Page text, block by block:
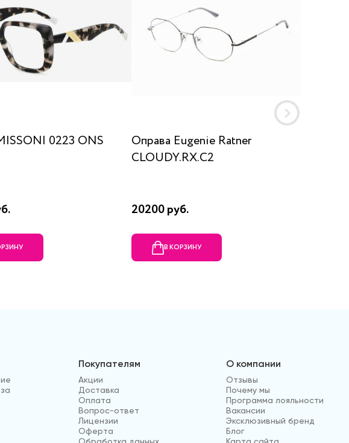
0223 ONS
Оправа Eugenie Ratner
CLOUDY.RX.C2
20200 руб.
В КОРЗИНУ
Покупателям
Акции
Доставка
Оплата
Вопрос-ответ
Лицензии
Оферта
О компании
Отзывы
Почему мы
Программа лояльности
Вакансии
Эксклюзивный бренд
Блог